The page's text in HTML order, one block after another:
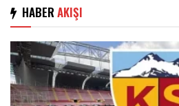
HABER AKIŞI